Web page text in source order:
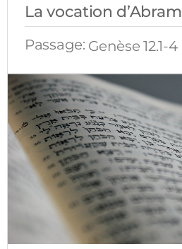
La vocation d’Abram
Passage: Genèse 12.1-4